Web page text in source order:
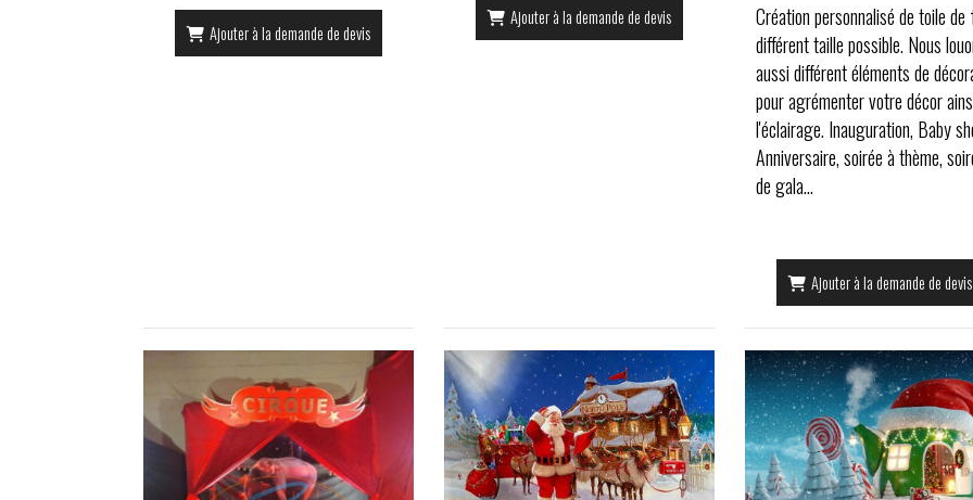
Ajouter à la demande de devis
Ajouter à la demande de devis
Création personnalisé de toile de
différent taille possible. Nous
aussi différent éléments de
pour agrémenter votre décor
l'éclairage. Inauguration, Baby
Anniversaire, soirée à thème,
de gala...
Ajouter à la demande de devis